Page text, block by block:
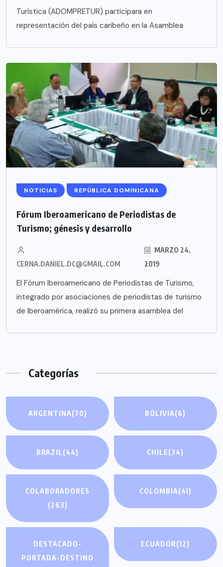
Turística (ADOMPRETUR) participara en
representación del país caribeño en la Asamblea
NOTICIAS REPÚBLICA DOMINICANA
Fórum Iberoamericano de Periodistas de
Turismo; génesis y desarrollo
CERNA.DANIEL.DC@GMAIL.COM
MARZO 24,
2019
El Fórum Iberoamericano de Periodistas de Turismo,
integrado por asociaciones de periodistas de turismo
de Iberoamérica, realizó su primera asamblea del
Categorías
ARGENTINA(70) BOLIVIA(6)
BRAZIL(44) CHILE(34)
COLABORADORES
(263)
COLOMBIA(41)
DESTACADO-
PORTADA-DESTINO
ECUADOR(12)